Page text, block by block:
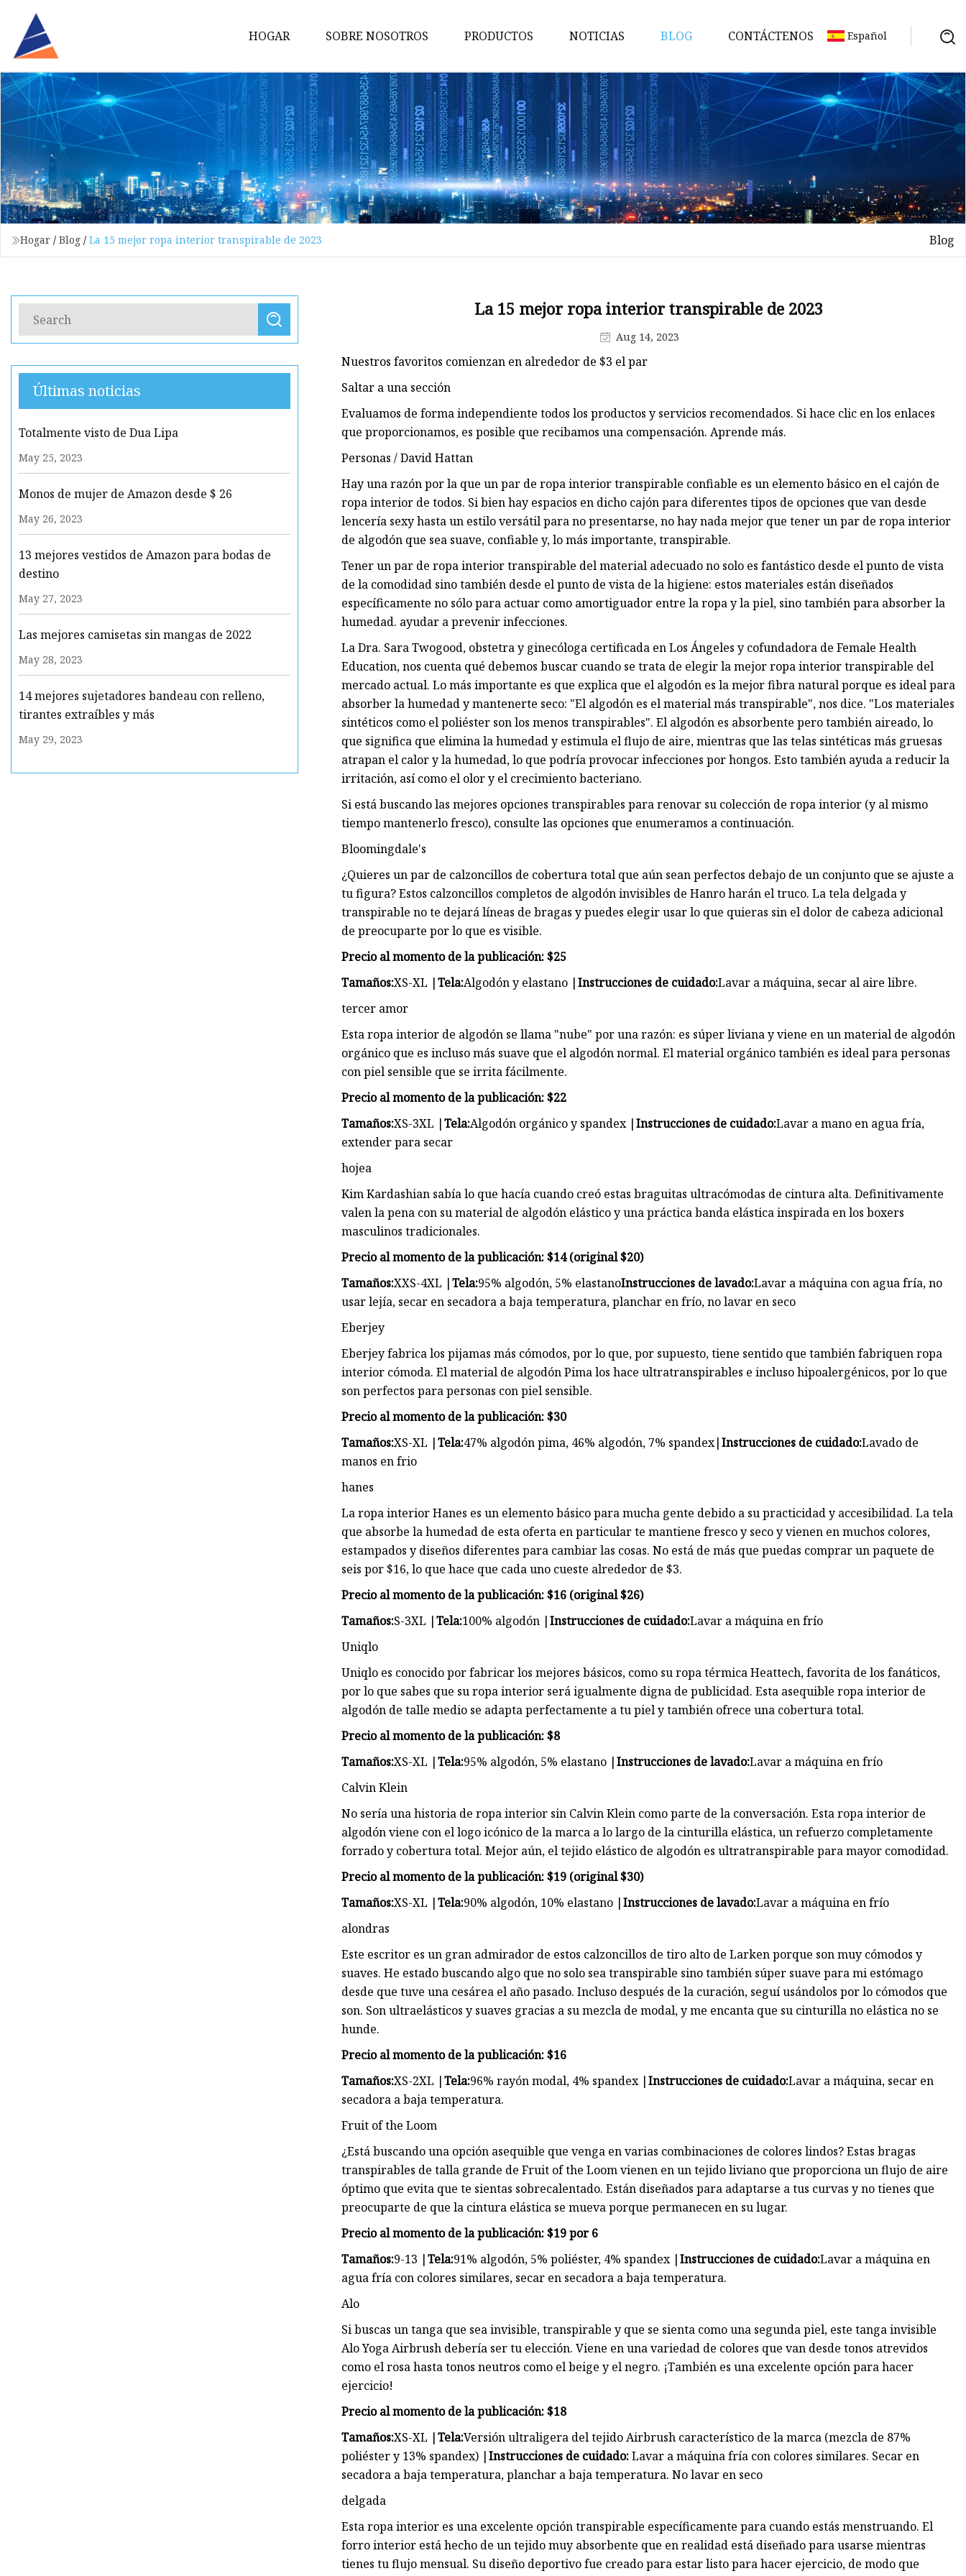
HOGAR SOBRE NOSOTROS PRODUCTOS
Escultor de cuerpo
Ropa interior femenina
Ropa deportiva para mujer
bragas de las señoras
Camisola de mujer
Top de tubo para mujer
Faja moldeadora para hombre
NOTICIAS BLOG CONTÁCTENOS Español
Hogar / Blog / La 15 mejor ropa interior transpirable de 2023 Blog
Últimas noticias
Totalmente visto de Dua Lipa
May 25, 2023
Monos de mujer de Amazon desde $ 26
May 26, 2023
13 mejores vestidos de Amazon para bodas de
destino
May 27, 2023
Las mejores camisetas sin mangas de 2022
May 28, 2023
14 mejores sujetadores bandeau con relleno,
tirantes extraíbles y más
May 29, 2023
La 15 mejor ropa interior transpirable de 2023
Aug 14, 2023
Nuestros favoritos comienzan en alrededor de $3 el par
Saltar a una sección
Evaluamos de forma independiente todos los productos y servicios recomendados. Si hace clic en los enlaces
que proporcionamos, es posible que recibamos una compensación. Aprende más.
Personas / David Hattan
Hay una razón por la que un par de ropa interior transpirable confiable es un elemento básico en el cajón de
ropa interior de todos. Si bien hay espacios en dicho cajón para diferentes tipos de opciones que van desde
lencería sexy hasta un estilo versátil para no presentarse, no hay nada mejor que tener un par de ropa interior
de algodón que sea suave, confiable y, lo más importante, transpirable.
Tener un par de ropa interior transpirable del material adecuado no solo es fantástico desde el punto de vista
de la comodidad sino también desde el punto de vista de la higiene: estos materiales están diseñados
específicamente no sólo para actuar como amortiguador entre la ropa y la piel, sino también para absorber la
humedad. ayudar a prevenir infecciones.
La Dra. Sara Twogood, obstetra y ginecóloga certificada en Los Ángeles y cofundadora de Female Health
Education, nos cuenta qué debemos buscar cuando se trata de elegir la mejor ropa interior transpirable del
mercado actual. Lo más importante es que explica que el algodón es la mejor fibra natural porque es ideal para
absorber la humedad y mantenerte seco: "El algodón es el material más transpirable", nos dice. "Los materiales
sintéticos como el poliéster son los menos transpirables". El algodón es absorbente pero también aireado, lo
que significa que elimina la humedad y estimula el flujo de aire, mientras que las telas sintéticas más gruesas
atrapan el calor y la humedad, lo que podría provocar infecciones por hongos. Esto también ayuda a reducir la
irritación, así como el olor y el crecimiento bacteriano.
Si está buscando las mejores opciones transpirables para renovar su colección de ropa interior (y al mismo
tiempo mantenerlo fresco), consulte las opciones que enumeramos a continuación.
Bloomingdale's
¿Quieres un par de calzoncillos de cobertura total que aún sean perfectos debajo de un conjunto que se ajuste a
tu figura? Estos calzoncillos completos de algodón invisibles de Hanro harán el truco. La tela delgada y
transpirable no te dejará líneas de bragas y puedes elegir usar lo que quieras sin el dolor de cabeza adicional
de preocuparte por lo que es visible.
Precio al momento de la publicación: $25
Tamaños:XS-XL |Tela:Algodón y elastano |Instrucciones de cuidado:Lavar a máquina, secar al aire libre.
tercer amor
Esta ropa interior de algodón se llama "nube" por una razón: es súper liviana y viene en un material de algodón
orgánico que es incluso más suave que el algodón normal. El material orgánico también es ideal para personas
con piel sensible que se irrita fácilmente.
Precio al momento de la publicación: $22
Tamaños:XS-3XL |Tela:Algodón orgánico y spandex |Instrucciones de cuidado:Lavar a mano en agua fría,
extender para secar
hojea
Kim Kardashian sabía lo que hacía cuando creó estas braguitas ultracómodas de cintura alta. Definitivamente
valen la pena con su material de algodón elástico y una práctica banda elástica inspirada en los boxers
masculinos tradicionales.
Precio al momento de la publicación: $14 (original $20)
Tamaños:XXS-4XL |Tela:95% algodón, 5% elastanoInstrucciones de lavado:Lavar a máquina con agua fría, no
usar lejía, secar en secadora a baja temperatura, planchar en frío, no lavar en seco
Eberjey
Eberjey fabrica los pijamas más cómodos, por lo que, por supuesto, tiene sentido que también fabriquen ropa
interior cómoda. El material de algodón Pima los hace ultratranspirables e incluso hipoalergénicos, por lo que
son perfectos para personas con piel sensible.
Precio al momento de la publicación: $30
Tamaños:XS-XL |Tela:47% algodón pima, 46% algodón, 7% spandex|Instrucciones de cuidado:Lavado de
manos en frio
hanes
La ropa interior Hanes es un elemento básico para mucha gente debido a su practicidad y accesibilidad. La tela
que absorbe la humedad de esta oferta en particular te mantiene fresco y seco y vienen en muchos colores,
estampados y diseños diferentes para cambiar las cosas. No está de más que puedas comprar un paquete de
seis por $16, lo que hace que cada uno cueste alrededor de $3.
Precio al momento de la publicación: $16 (original $26)
Tamaños:S-3XL |Tela:100% algodón |Instrucciones de cuidado:Lavar a máquina en frío
Uniqlo
Uniqlo es conocido por fabricar los mejores básicos, como su ropa térmica Heattech, favorita de los fanáticos,
por lo que sabes que su ropa interior será igualmente digna de publicidad. Esta asequible ropa interior de
algodón de talle medio se adapta perfectamente a tu piel y también ofrece una cobertura total.
Precio al momento de la publicación: $8
Tamaños:XS-XL |Tela:95% algodón, 5% elastano |Instrucciones de lavado:Lavar a máquina en frío
Calvin Klein
No sería una historia de ropa interior sin Calvin Klein como parte de la conversación. Esta ropa interior de
algodón viene con el logo icónico de la marca a lo largo de la cinturilla elástica, un refuerzo completamente
forrado y cobertura total. Mejor aún, el tejido elástico de algodón es ultratranspirable para mayor comodidad.
Precio al momento de la publicación: $19 (original $30)
Tamaños:XS-XL |Tela:90% algodón, 10% elastano |Instrucciones de lavado:Lavar a máquina en frío
alondras
Este escritor es un gran admirador de estos calzoncillos de tiro alto de Larken porque son muy cómodos y
suaves. He estado buscando algo que no solo sea transpirable sino también súper suave para mi estómago
desde que tuve una cesárea el año pasado. Incluso después de la curación, seguí usándolos por lo cómodos que
son. Son ultraelásticos y suaves gracias a su mezcla de modal, y me encanta que su cinturilla no elástica no se
hunde.
Precio al momento de la publicación: $16
Tamaños:XS-2XL |Tela:96% rayón modal, 4% spandex |Instrucciones de cuidado:Lavar a máquina, secar en
secadora a baja temperatura.
Fruit of the Loom
¿Está buscando una opción asequible que venga en varias combinaciones de colores lindos? Estas bragas
transpirables de talla grande de Fruit of the Loom vienen en un tejido liviano que proporciona un flujo de aire
óptimo que evita que te sientas sobrecalentado. Están diseñados para adaptarse a tus curvas y no tienes que
preocuparte de que la cintura elástica se mueva porque permanecen en su lugar.
Precio al momento de la publicación: $19 por 6
Tamaños:9-13 |Tela:91% algodón, 5% poliéster, 4% spandex |Instrucciones de cuidado:Lavar a máquina en
agua fría con colores similares, secar en secadora a baja temperatura.
Alo
Si buscas un tanga que sea invisible, transpirable y que se sienta como una segunda piel, este tanga invisible
Alo Yoga Airbrush debería ser tu elección. Viene en una variedad de colores que van desde tonos atrevidos
como el rosa hasta tonos neutros como el beige y el negro. ¡También es una excelente opción para hacer
ejercicio!
Precio al momento de la publicación: $18
Tamaños:XS-XL |Tela:Versión ultraligera del tejido Airbrush característico de la marca (mezcla de 87%
poliéster y 13% spandex) |Instrucciones de cuidado:Lavar a máquina fría con colores similares. Secar en
secadora a baja temperatura, planchar a baja temperatura. No lavar en seco
delgada
Esta ropa interior es una excelente opción transpirable específicamente para cuando estás menstruando. El
forro interior está hecho de un tejido muy absorbente que en realidad está diseñado para usarse mientras
tienes tu flujo mensual. Su diseño deportivo fue creado para estar listo para hacer ejercicio, de modo que